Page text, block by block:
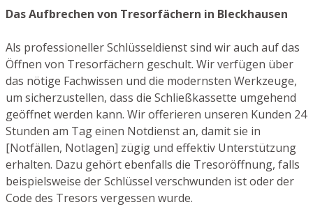
Das Aufbrechen von Tresorfächern in Bleckhausen
Als professioneller Schlüsseldienst sind wir auch auf das
Öffnen von Tresorfächern geschult. Wir verfügen über
das nötige Fachwissen und die modernsten Werkzeuge,
um sicherzustellen, dass die Schließkassette umgehend
geöffnet werden kann. Wir offerieren unseren Kunden 24
Stunden am Tag einen Notdienst an, damit sie in
[Notfällen, Notlagen] zügig und effektiv Unterstützung
erhalten. Dazu gehört ebenfalls die Tresoröffnung, falls
beispielsweise der Schlüssel verschwunden ist oder der
Code des Tresors vergessen wurde.